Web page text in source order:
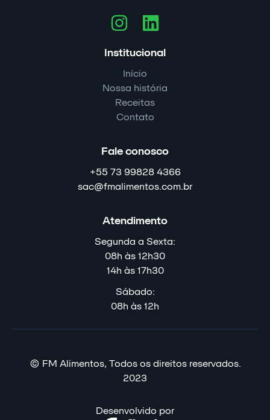
Institucional
Início
Nossa história
Receitas
Contato
Fale conosco
+55 73 99828 4366
sac@fmalimentos.com.br
Atendimento
Segunda a Sexta:
08h às 12h30
14h às 17h30
Sábado:
08h às 12h
© FM Alimentos, Todos os direitos reservados.
2023
Desenvolvido por